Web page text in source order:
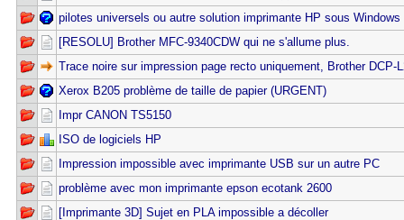
pilotes universels ou autre solution imprimante HP sous Windows
[RESOLU] Brother MFC-9340CDW qui ne s'allume plus.
Trace noire sur impression page recto uniquement, Brother DCP-
Xerox B205 problème de taille de papier (URGENT)
Impr CANON TS5150
ISO de logiciels HP
Impression impossible avec imprimante USB sur un autre PC
problème avec mon imprimante epson ecotank 2600
[Imprimante 3D] Sujet en PLA impossible a décoller